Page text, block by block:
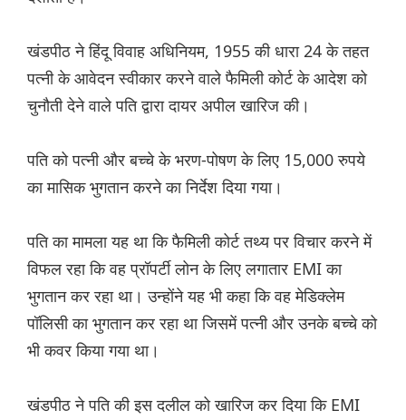
खंडपीठ ने हिंदू विवाह अधिनियम, 1955 की धारा 24 के तहत
पत्नी के आवेदन स्वीकार करने वाले फैमिली कोर्ट के आदेश को
चुनौती देने वाले पति द्वारा दायर अपील खारिज की।
पति को पत्नी और बच्चे के भरण-पोषण के लिए 15,000 रुपये
का मासिक भुगतान करने का निर्देश दिया गया।
पति का मामला यह था कि फैमिली कोर्ट तथ्य पर विचार करने में
विफल रहा कि वह प्रॉपर्टी लोन के लिए लगातार EMI का
भुगतान कर रहा था। उन्होंने यह भी कहा कि वह मेडिक्लेम
पॉलिसी का भुगतान कर रहा था जिसमें पत्नी और उनके बच्चे को
भी कवर किया गया था।
खंडपीठ ने पति की इस दलील को खारिज कर दिया कि EMI